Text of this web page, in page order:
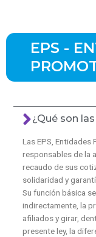
EPS -
¿Qué son las
Las EPS,
responsables de la
recaudo de sus
solidaridad y
Su función básica
indirectamente, la
afiliados y girar,
presente ley, la